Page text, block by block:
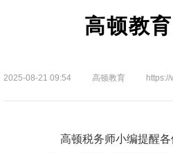
高顿教
2025-08-21 09:54 高顿教育
高顿税务师小编提醒各